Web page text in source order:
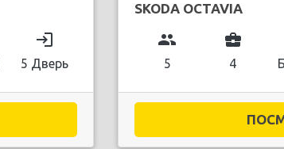
login
5 Дверь
SKODA OCTAVIA
group
5
business_center
4